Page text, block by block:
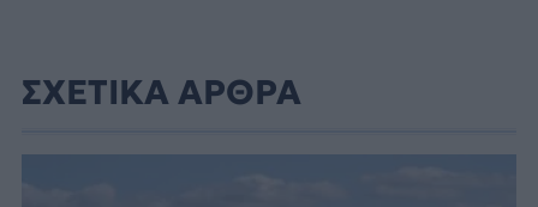
ΣΧΕΤΙΚΑ ΑΡΘΡΑ